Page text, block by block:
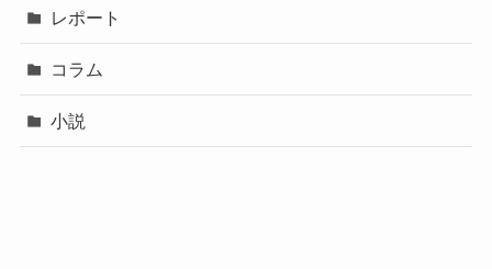
レポート
コラム
小説